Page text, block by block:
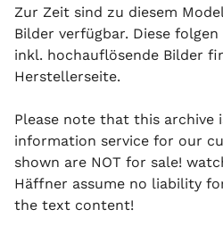
Zur Zeit sind zu diesem
Bilder verfügbar. Diese
inkl. hochauflösende Bilder
Herstellerseite.
Please note that this archive
information service for our
shown are NOT for sale!
Häffner assume no liability
the text content!